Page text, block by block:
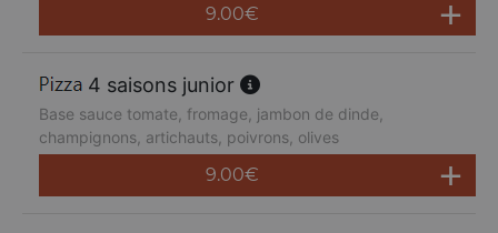
9.00€
4 saisons junior
Base sauce tomate, fromage, jambon de dinde,
champignons, artichauts, poivrons, olives
9.00€